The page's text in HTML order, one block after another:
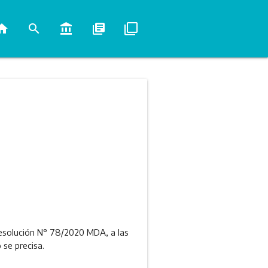
search account_balance library_books filter_none
N° 78/2020 MDA, a las
precisa.